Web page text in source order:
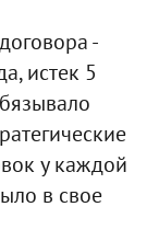
-
истек 5
у каждой
в свое